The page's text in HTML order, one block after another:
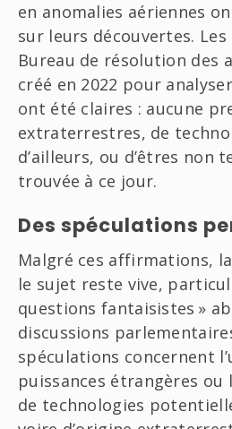
en anomalies aériennes
sur leurs découvertes.
Bureau de résolution des
créé en 2022 pour
ont été claires : aucune
extraterrestres, de
d’ailleurs, ou d’êtres non
trouvée à ce jour.
Des spéculations
Malgré ces affirmations,
le sujet reste vive,
questions fantaisistes »
discussions
spéculations concernent
puissances étrangères ou
de technologies